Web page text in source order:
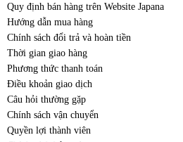
Quy định bán hàng trên Website Japana
Hướng dẫn mua hàng
Chính sách đổi trả và hoàn tiền
Thời gian giao hàng
Phương thức thanh toán
Điều khoản giao dịch
Câu hỏi thường gặp
Chính sách vận chuyển
Quyền lợi thành viên